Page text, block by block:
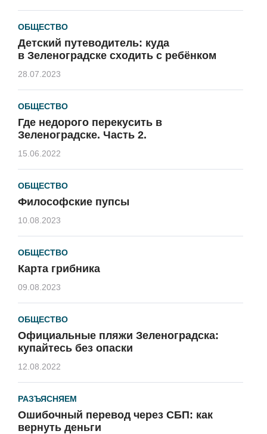
ОБЩЕСТВО
Детский путеводитель: куда
в Зеленоградске сходить с ребёнком
28.07.2023
ОБЩЕСТВО
Где недорого перекусить в
Зеленоградске. Часть 2.
15.06.2022
ОБЩЕСТВО
Философские пупсы
10.08.2023
ОБЩЕСТВО
Карта грибника
09.08.2023
ОБЩЕСТВО
Официальные пляжи Зеленоградска:
купайтесь без опаски
12.08.2022
РАЗЪЯСНЯЕМ
Ошибочный перевод через СБП: как
вернуть деньги